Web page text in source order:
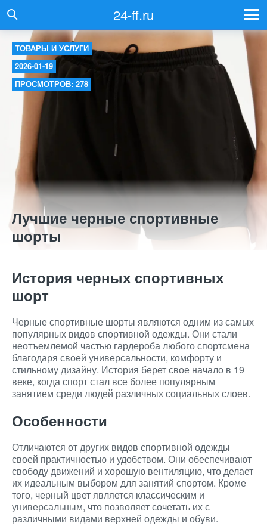
24-ff.ru
ТОВАРЫ И УСЛУГИ
2026-01-19
ПРОСМОТРОВ: 278
Лучшие черные спортивные
шорты
История черных спортивных
шорт
Черные спортивные шорты являются одним из самых
популярных видов спортивной одежды. Они стали
неотъемлемой частью гардероба любого спортсмена
благодаря своей универсальности, комфорту и
стильному дизайну. История берет свое начало в 19
веке, когда спорт стал все более популярным
занятием среди людей различных социальных слоев.
Особенности
Отличаются от других видов спортивной одежды
своей практичностью и удобством. Они обеспечивают
свободу движений и хорошую вентиляцию, что делает
их идеальным выбором для занятий спортом. Кроме
того, черный цвет является классическим и
универсальным, что позволяет сочетать их с
различными видами верхней одежды и обуви.